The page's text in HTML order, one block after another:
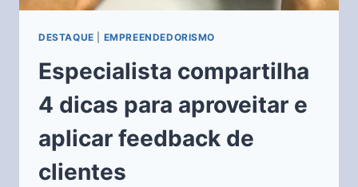
DESTAQUE EMPREENDEDORISMO
Especialista compartilha
4 dicas para aproveitar e
aplicar feedback de
clientes